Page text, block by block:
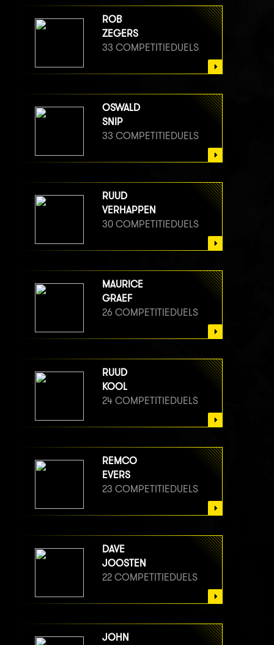
ROB
ZEGERS
33 COMPETITIEDUELS
OSWALD
SNIP
33 COMPETITIEDUELS
RUUD
VERHAPPEN
30 COMPETITIEDUELS
MAURICE
GRAEF
26 COMPETITIEDUELS
RUUD
KOOL
24 COMPETITIEDUELS
REMCO
EVERS
23 COMPETITIEDUELS
DAVE
JOOSTEN
22 COMPETITIEDUELS
JOHN